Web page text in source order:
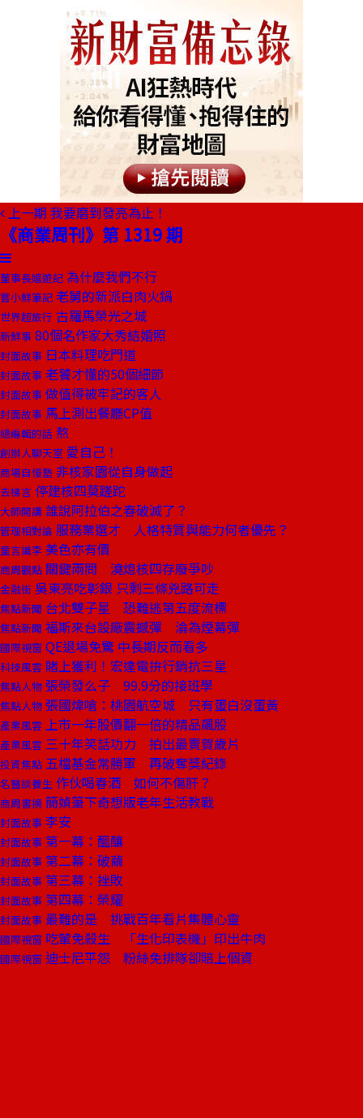
上一期 我要磨到發亮為止！
《商業周刊》第 1319 期
董事長嬉遊記 為什麼我們不行
嘗小鮮筆記 老舅的新派白肉火鍋
世界超旅行 古羅馬榮光之城
新鮮事 80個名作家大秀結婚照
封面故事 日本料理吃門道
封面故事 老饕才懂的50個細節
封面故事 做值得被牢記的客人
封面故事 馬上測出餐廳CP值
總編輯的話 熬
創辦人聊天室 愛自己！
商場自慢塾 非核家園從自身做起
去梯言 停建核四莫蹉跎
大師開講 誰說阿拉伯之春破滅了？
管理相對論 服務業選才 人格特質與能力何者優先？
童言識李 美色亦有價
商周觀點 關鍵兩問 澆熄核四存廢爭吵
金融街 吳東亮吃彰銀 只剩三條兇路可走
焦點新聞 台北雙子星 恐難逃第五度流標
焦點新聞 福斯來台設廠震撼彈 淪為煙幕彈
國際視窗 QE退場免驚 中長期反而看多
科技風雲 賭上獲利！宏達電拚行銷抗三星
焦點人物 張榮發么子 99.9分的接班學
焦點人物 張國煒嗆：桃園航空城 只有蛋白沒蛋黃
產業風雲 上市一年股價翻一倍的精品飆股
產業風雲 三十年笑話功力 拍出最賣賀歲片
投資焦點 五檔基金常勝軍 再破奪獎紀錄
名醫談養生 作伙喝春酒 如何不傷肝？
商周書摘 簡媜筆下奇想版老年生活教戰
封面故事 李安
封面故事 第一幕：醞釀
封面故事 第二幕：破繭
封面故事 第三幕：挫敗
封面故事 第四幕：榮耀
封面故事 最難的是 挑戰百年看片集體心靈
國際視窗 吃葷免殺生 「生化印表機」印出牛肉
國際視窗 迪士尼平怨 粉絲免排隊卻賠上個資